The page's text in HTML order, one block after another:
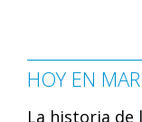
HOY EN
La historia de